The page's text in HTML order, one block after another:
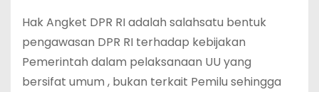
Hak Angket DPR RI adalah salahsatu bentuk
pengawasan DPR RI terhadap kebijakan
Pemerintah dalam pelaksanaan UU yang
bersifat umum , bukan terkait Pemilu sehingga